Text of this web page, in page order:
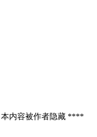
内容被作者隐藏 ****